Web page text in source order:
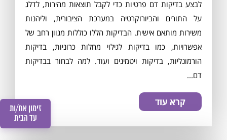
לבצע בדיקות דם פרטיות כדי לקבל תוצאות מהירות, לדלג
על התורים והביורוקרטיה במערכת הציבורית, וליהנות
משירות מותאם אישית. הבדיקות הללו כוללות מגוון רחב של
אפשרויות, כמו בדיקות לגילוי מחלות כרוניות, בדיקות
הורמונליות, בדיקות ויטמינים ועוד. למה לבחור בבדיקות
דם...
קרא עוד
זימון אח/ות
עד הבית